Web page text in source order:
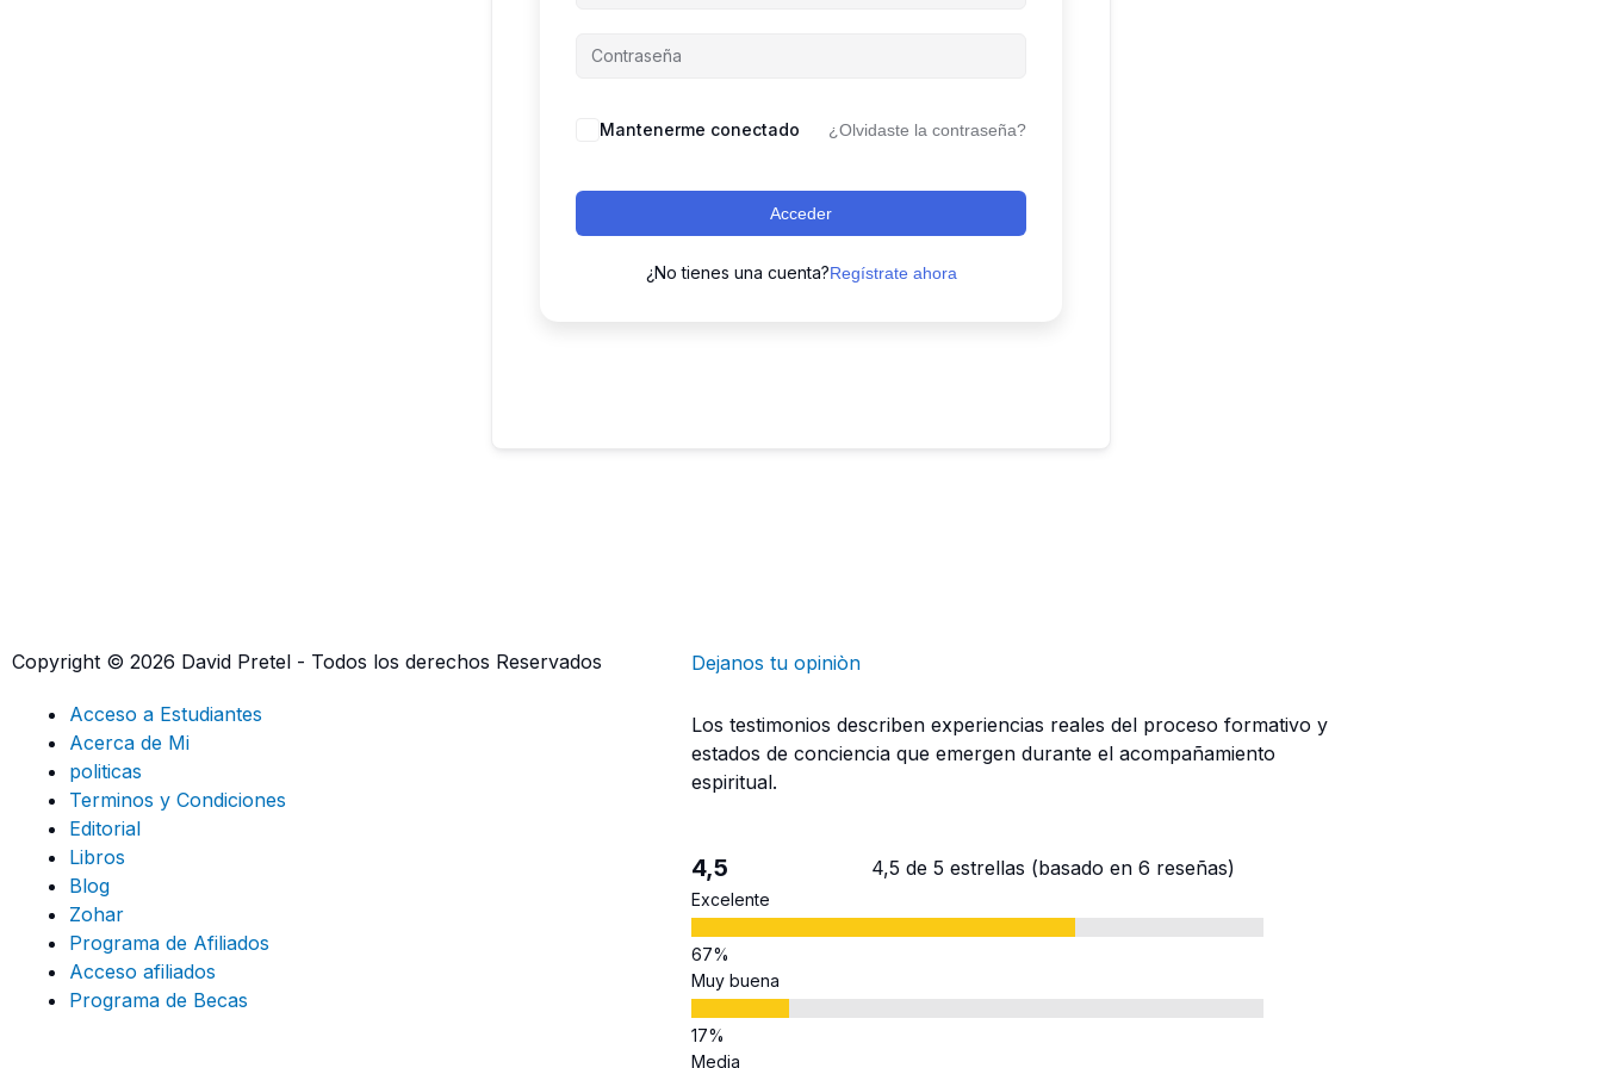
Mantenerme conectado ¿Olvidaste la contraseña?
Acceder
¿No tienes una cuenta?Regístrate ahora
Copyright © 2026 David Pretel - Todos los derechos Reservados
Acceso a Estudiantes
Acerca de Mi
politicas
Terminos y Condiciones
Editorial
Libros
Blog
Zohar
Programa de Afiliados
Acceso afiliados
Programa de Becas
Dejanos tu opiniòn
Los testimonios describen experiencias reales del proceso formativo y
estados de conciencia que emergen durante el acompañamiento
espiritual.
4,5 4,5 de 5 estrellas (basado en 6 reseñas)
Excelente
Muy buena
Media